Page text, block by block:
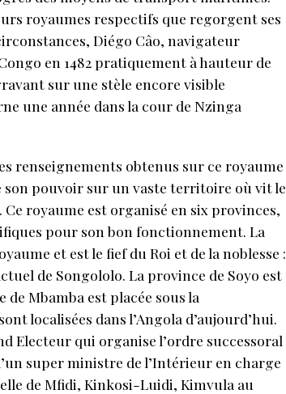
royaumes respectifs que regorgent ses
Diégo Câo, navigateur
en 1482 pratiquement à hauteur de
sur une stèle encore visible
une année dans la cour de Nzinga
renseignements obtenus sur ce royaume
son pouvoir sur un vaste territoire où vit le
royaume est organisé en six provinces,
pour son bon fonctionnement. La
et est le fief du Roi et de la noblesse :
de Songololo. La province de Soyo est
Mbamba est placée sous la
localisées dans l’Angola d’aujourd’hui.
Electeur qui organise l’ordre successoral
super ministre de l’Intérieur en charge
de Mfidi, Kinkosi-Luidi, Kimvula au